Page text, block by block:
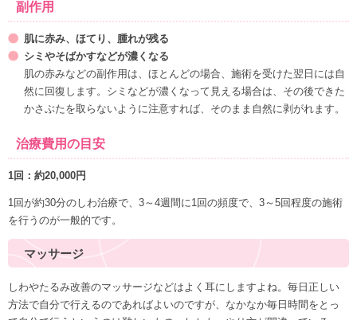
副作用
肌に赤み、ほてり、腫れが残る
シミやそばかすなどが濃くなる
肌の赤みなどの副作用は、ほとんどの場合、施術を受けた翌日には自
然に回復します。シミなどが濃くなって見える場合は、その後できた
かさぶたを取らないように注意すれば、そのまま自然に剥がれます。
治療費用の目安
1回：約20,000円
1回が約30分のしわ治療で、3～4週間に1回の頻度で、3～5回程度の施術
を行うのが一般的です。
マッサージ
しわやたるみ改善のマッサージなどはよく耳にしますよね。毎日正しい
方法で自分で行えるのであればよいのですが、なかなか毎日時間をとっ